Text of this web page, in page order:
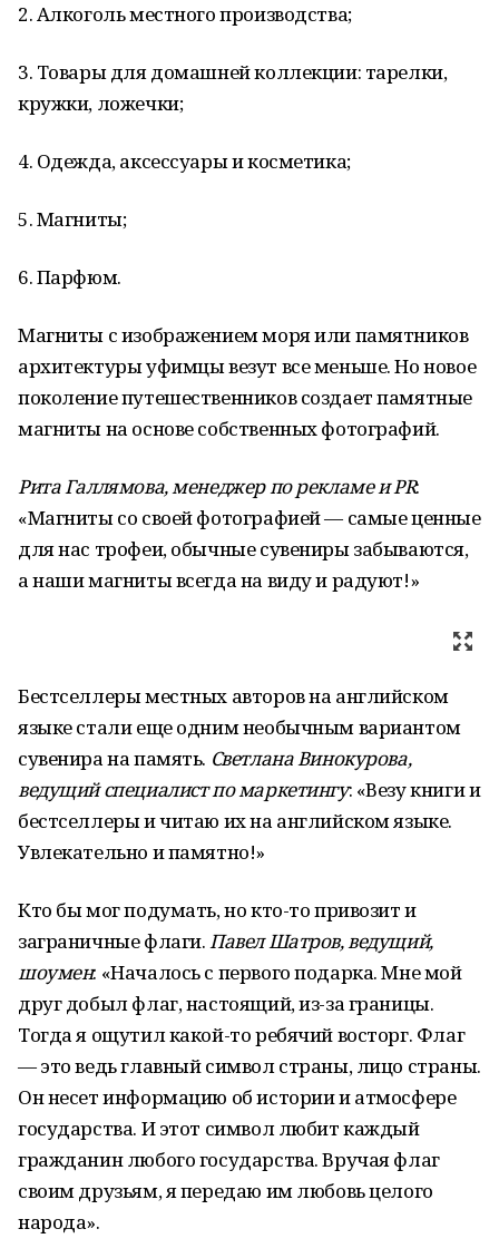
2. Алкоголь местного производства;
3. Товары для домашней коллекции: тарелки,
кружки, ложечки;
4. Одежда, аксессуары и косметика;
5. Магниты;
6. Парфюм.
Магниты с изображением моря или памятников
архитектуры уфимцы везут все меньше. Но новое
поколение путешественников создает памятные
магниты на основе собственных фотографий.
Рита Галлямова, менеджер по рекламе и PR:
«Магниты со своей фотографией — самые ценные
для нас трофеи, обычные сувениры забываются,
а наши магниты всегда на виду и радуют!»
Бестселлеры местных авторов на английском
языке стали еще одним необычным вариантом
сувенира на память. Светлана Винокурова,
ведущий специалист по маркетингу: «Везу книги и
бестселлеры и читаю их на английском языке.
Увлекательно и памятно!»
Кто бы мог подумать, но кто-то привозит и
заграничные флаги.Павел Шатров, ведущий,
шоумен: «Началось с первого подарка. Мне мой
друг добыл флаг, настоящий, из-за границы.
Тогда я ощутил какой-то ребячий восторг. Флаг
— это ведь главный символ страны, лицо страны.
Он несет информацию об истории и атмосфере
государства. И этот символ любит каждый
гражданин любого государства. Вручая флаг
своим друзьям, я передаю им любовь целого
народа».